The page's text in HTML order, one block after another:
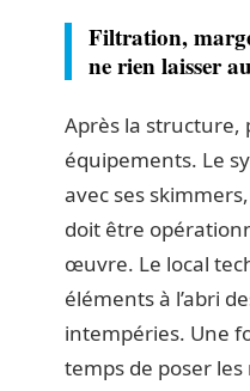
Filtration,
ne rien laisser
Après la structure,
équipements. Le
avec ses
doit être
œuvre. Le local
éléments à l’abri
intempéries. Une
temps de poser